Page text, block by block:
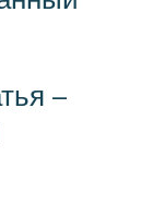
–